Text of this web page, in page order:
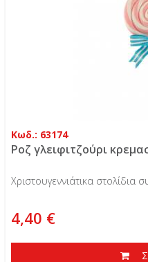
Κωδ.: 63174
Ροζ γλειφιτζούρι
Χριστουγεννιάτικα στολίδια
4,40 €